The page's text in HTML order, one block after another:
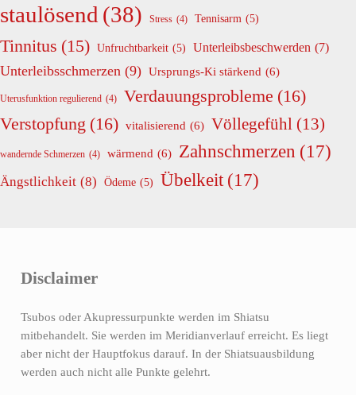
staulösend (38) Stress (4) Tennisarm (5)
Tinnitus (15) Unfruchtbarkeit (5) Unterleibsbeschwerden (7)
Unterleibsschmerzen (9) Ursprungs-Ki stärkend (6)
Uterusfunktion regulierend (4) Verdauungsprobleme (16)
Verstopfung (16) vitalisierend (6) Völlegefühl (13)
wandernde Schmerzen (4) wärmend (6) Zahnschmerzen (17)
Ängstlichkeit (8) Ödeme (5) Übelkeit (17)
Disclaimer
Tsubos oder Akupressurpunkte werden im Shiatsu
mitbehandelt. Sie werden im Meridianverlauf erreicht. Es liegt
aber nicht der Hauptfokus darauf. In der Shiatsuausbildung
werden auch nicht alle Punkte gelehrt.